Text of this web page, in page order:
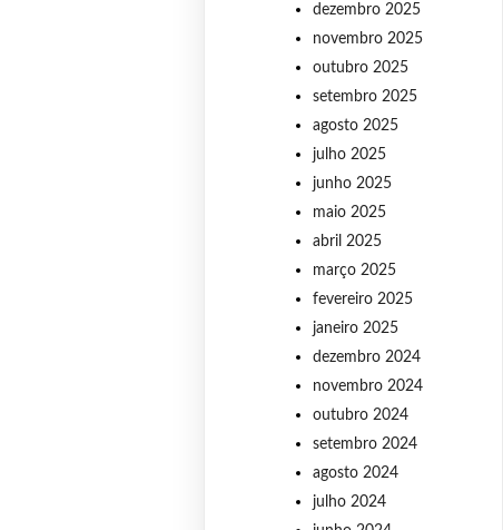
dezembro 2025
novembro 2025
outubro 2025
setembro 2025
agosto 2025
julho 2025
junho 2025
maio 2025
abril 2025
março 2025
fevereiro 2025
janeiro 2025
dezembro 2024
novembro 2024
outubro 2024
setembro 2024
agosto 2024
julho 2024